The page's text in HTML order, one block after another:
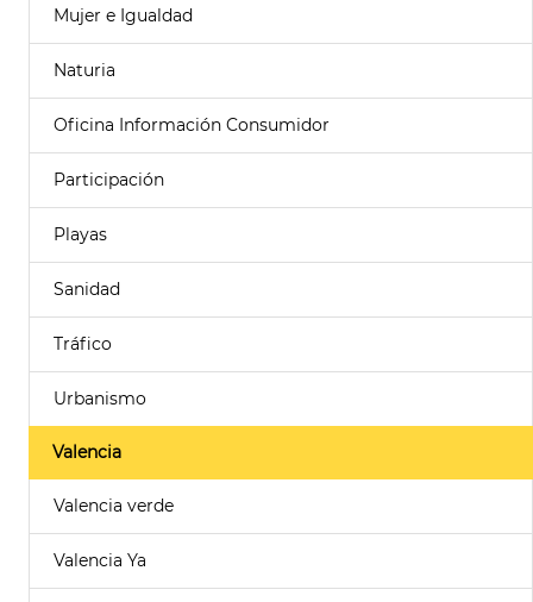
Mujer e Igualdad
Naturia
Oficina Información Consumidor
Participación
Playas
Sanidad
Tráfico
Urbanismo
Valencia
Valencia verde
Valencia Ya